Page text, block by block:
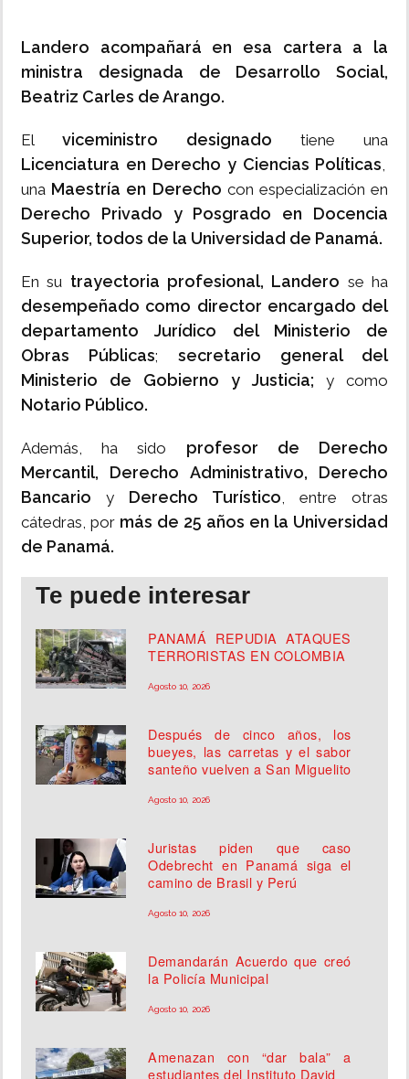
Landero acompañará en esa cartera a la
ministra designada de Desarrollo Social,
Beatriz Carles de Arango.
El viceministro designado tiene una
Licenciatura en Derecho y Ciencias Políticas,
una Maestría en Derecho con especialización en
Derecho Privado y Posgrado en Docencia
Superior, todos de la Universidad de Panamá.
En su trayectoria profesional, Landero se ha
desempeñado como director encargado del
departamento Jurídico del Ministerio de
Obras Públicas; secretario general del
Ministerio de Gobierno y Justicia; y como
Notario Público.
Además, ha sido profesor de Derecho
Mercantil, Derecho Administrativo, Derecho
Bancario y Derecho Turístico, entre otras
cátedras, por más de 25 años en la Universidad
de Panamá.
Te puede interesar
PANAMÁ REPUDIA ATAQUES
TERRORISTAS EN COLOMBIA
Agosto 10, 2026
Después de cinco años, los
bueyes, las carretas y el sabor
santeño vuelven a San Miguelito
Agosto 10, 2026
Juristas piden que caso
Odebrecht en Panamá siga el
camino de Brasil y Perú
Agosto 10, 2026
Demandarán Acuerdo que creó
la Policía Municipal
Agosto 10, 2026
Amenazan con “dar bala” a
estudiantes del Instituto David